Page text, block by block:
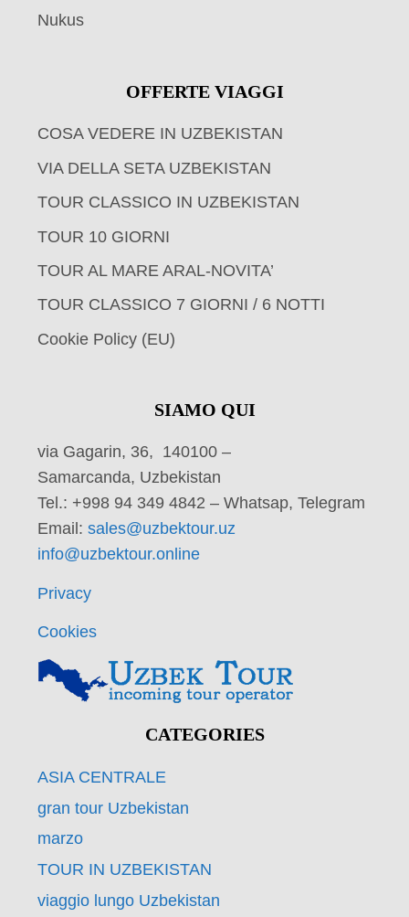
Nukus
OFFERTE VIAGGI
COSA VEDERE IN UZBEKISTAN
VIA DELLA SETA UZBEKISTAN
TOUR CLASSICO IN UZBEKISTAN
TOUR 10 GIORNI
TOUR AL MARE ARAL-NOVITA’
TOUR CLASSICO 7 GIORNI / 6 NOTTI
Cookie Policy (EU)
SIAMO QUI
via Gagarin, 36, 140100 –
Samarcanda, Uzbekistan
Tel.: +998 94 349 4842 – Whatsap, Telegram
Email: sales@uzbektour.uz
info@uzbektour.online
Privacy
Cookies
CATEGORIES
ASIA CENTRALE
gran tour Uzbekistan
marzo
TOUR IN UZBEKISTAN
viaggio lungo Uzbekistan